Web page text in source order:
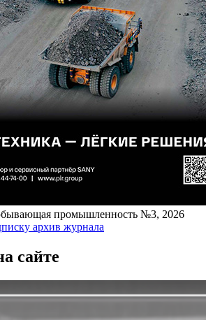
промышленность №3, 2026
архив журнала
сайте